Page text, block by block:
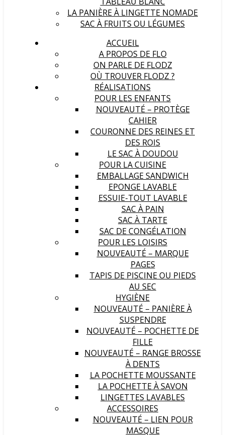
LA PANIÈRE À LINGETTE NOMADE
SAC À FRUITS OU LÉGUMES
ACCUEIL
A PROPOS DE FLO
ON PARLE DE FLODZ
OÙ TROUVER FLODZ ?
RÉALISATIONS
POUR LES ENFANTS
NOUVEAUTÉ – PROTÈGE
CAHIER
COURONNE DES REINES ET
DES ROIS
LE SAC À DOUDOU
POUR LA CUISINE
EMBALLAGE SANDWICH
EPONGE LAVABLE
ESSUIE-TOUT LAVABLE
SAC À PAIN
SAC À TARTE
SAC DE CONGÉLATION
POUR LES LOISIRS
NOUVEAUTÉ – MARQUE
PAGES
TAPIS DE PISCINE OU PIEDS
AU SEC
HYGIÈNE
NOUVEAUTÉ – PANIÈRE À
SUSPENDRE
NOUVEAUTÉ – POCHETTE DE
FILLE
NOUVEAUTÉ – RANGE BROSSE
À DENTS
LA POCHETTE MOUSSANTE
LA POCHETTE À SAVON
LINGETTES LAVABLES
ACCESSOIRES
NOUVEAUTÉ – LIEN POUR
MASQUE